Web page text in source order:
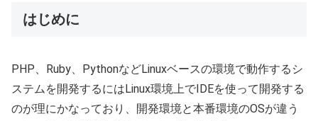
はじめに
PHP、Ruby、PythonなどLinuxベースの環境で動作するシ
ステムを開発するにはLinux環境上でIDEを使って開発する
のが理にかなっており、開発環境と本番環境のOSが違う